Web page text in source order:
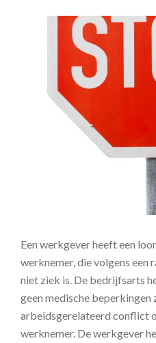
Een werkgever heeft een
werknemer, die volgens
niet ziek is. De bedrijfsarts
geen medische beperkingen
arbeidsgerelateerd conflict
werknemer. De werkgever